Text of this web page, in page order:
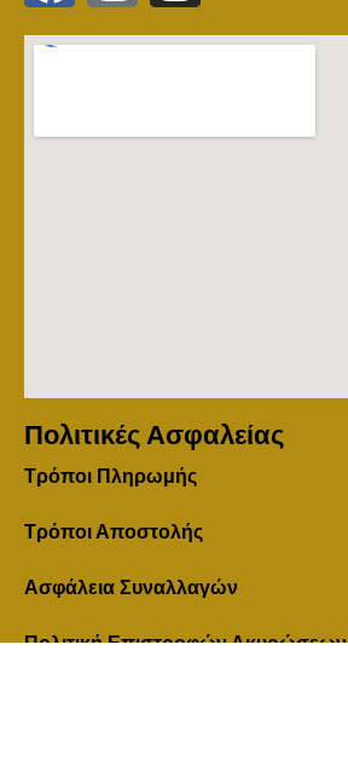
Πολιτικές Ασφαλείας
Τρόποι Πληρωμής
Τρόποι Αποστολής
Ασφάλεια Συναλλαγών
Πολιτική Επιστροφών Ακυρώσεων